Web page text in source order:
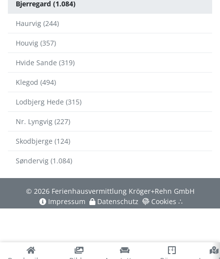
Bjerregard (1.084)
Haurvig (244)
Houvig (357)
Hvide Sande (319)
Klegod (494)
Lodbjerg Hede (315)
Nr. Lyngvig (227)
Skodbjerge (124)
Søndervig (1.084)
© 2026 Ferienhausvermittlung Kröger+Rehn GmbH
Impressum
Datenschutz Cookies ∴